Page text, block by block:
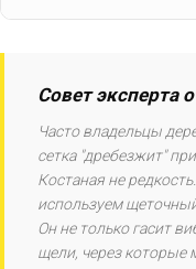
Совет эксперта
Часто владельцы
сетка "дребезжит"
Костаная не
используем
Он не только гасит
щели, через которые